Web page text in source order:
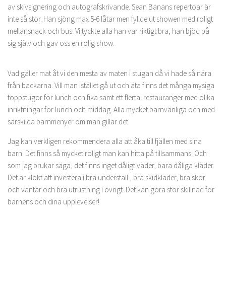
av skivsignering och autografskrivande. Sean Banans repertoar är
inte så stor. Han sjöng max 5-6 låtar men fyllde ut showen med roligt
mellansnack och bus. Vi tyckte alla han var riktigt bra, han bjöd på
sig själv och gav oss en rolig show.
Vad gäller mat åt vi den mesta av maten i stugan då vi hade så nära
från backarna. Vill man istället gå ut och äta finns det många mysiga
toppstugor för lunch och fika samt ett flertal restauranger med olika
inriktningar för lunch och middag. Alla mycket barnvänliga och med
särskilda barnmenyer om man gillar det.
Jag kan verkligen rekommendera alla att åka till fjällen med sina
barn. Det finns så mycket roligt man kan hitta på tillsammans. Och
som jag brukar säga, det finns inget dåligt väder, bara dåliga kläder.
Det är klokt att investera i bra underställ , bra skidkläder, bra skor
och vantar och bra utrustning i övrigt. Det kan göra stor skillnad för
barnens och dina upplevelser!